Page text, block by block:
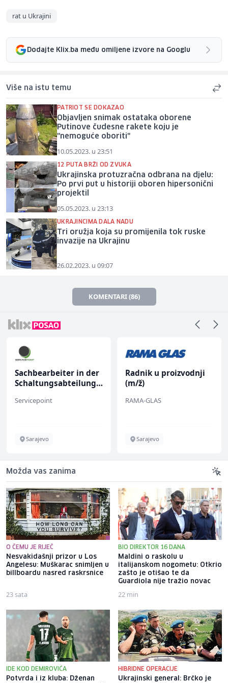
rat u Ukrajini
Dodajte Klix.ba među omiljene izvore na Googlu
Više na istu temu
PATRIOT SE DOKAZAO
Objavljen snimak ostataka oborene
Putinove čudesne rakete koju je
"nemoguće oboriti"
10.05.2023. u 23:51
12 PUTA BRŽI OD ZVUKA
Ukrajinska protuzračna odbrana na djelu:
Po prvi put u historiji oboren hipersonični
projektil
05.05.2023. u 23:13
UKRAJINCIMA DALA NADU
Tri oružja koja su promijenila tok ruske
invazije na Ukrajinu
26.02.2023. u 09:07
KOMENTARI (86)
Sachbearbeiter in der
Schaltungsabteilung
Servicepoint
Sarajevo
Radnik u proizvodnji
(m/ž)
RAMA-GLAS
Sarajevo
Možda vas zanima
O ČEMU JE RIJEČ
Nesvakidašnji prizor u Los
Angelesu: Muškarac snimljen u
billboardu nasred raskrsnice
23 sata
BIO DIREKTOR 16 DANA
Maldini o raskolu u
italijanskom nogometu: Otkrio
zašto je otišao te da
Guardiola nije tražio novac
22 min
IDE KOD DEMIROVIĆA
Potvrda i iz kluba: Dženan
HIBRIDNE OPERACIJE
Ukrajinski general: Brčko je